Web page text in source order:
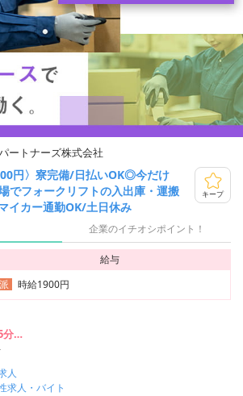
ートナーズ株式会社
円〉寮完備/日払いOK◎今だけ
でフォークリフトの入出庫・運搬
イカー通勤OK/土日休み
キープ
企業のイチオシポイント！
給与
派 時給1900円
分
イカー通勤OK（無料駐車場あり）
人
求人・バイト